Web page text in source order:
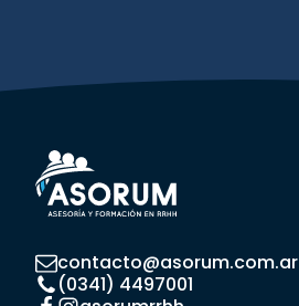
contacto@asorum.com.ar
(0341) 4497001